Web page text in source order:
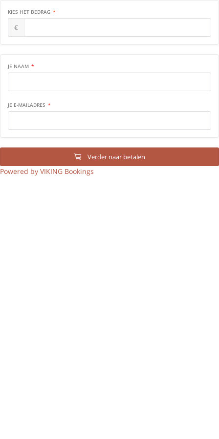
KIES HET BEDRAG
€
JE NAAM
JE E-MAILADRES
 Verder naar betalen
Powered by VIKING Bookings